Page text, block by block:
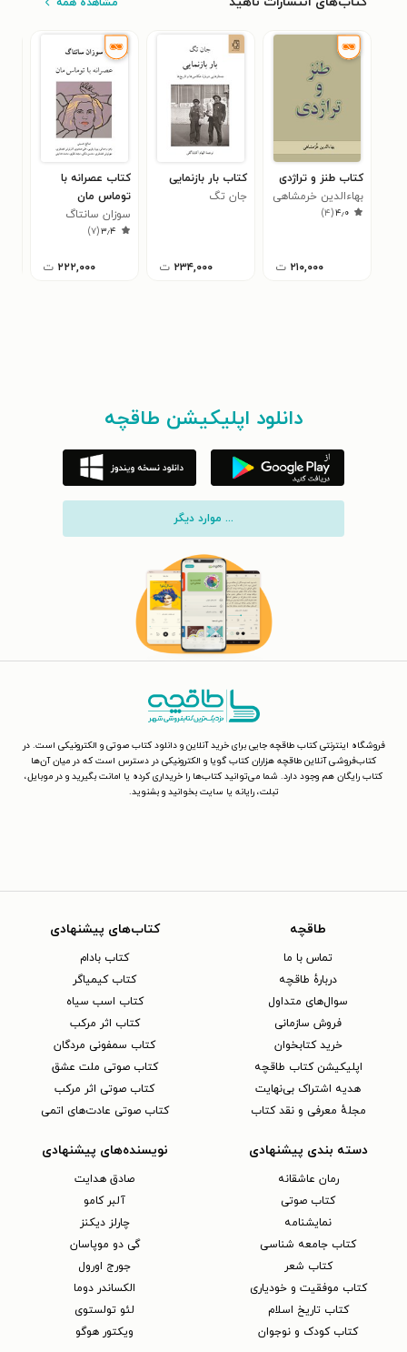
مشاهده همه
کتاب طنز و تراژدی
بهاءالدین خرمشاهی
۴٫۰(۴)
۲۱۰,۰۰۰ ت
کتاب بار بازنمایی
جان تگ
۲۳۴,۰۰۰ ت
کتاب عصرانه با
توماس مان
سوزان سانتاگ
۳٫۴(۷)
۲۲۲,۰۰۰ ت
دانلود اپلیکیشن طاقچه
... موارد دیگر
فروشگاه اینترنتی کتاب طاقچه جایی برای خرید آنلاین و دانلود کتاب صوتی و الکترونیکی است. در
کتاب‌فروشی آنلاین طاقچه هزاران کتاب گویا و الکترونیکی در دسترس است که در میان آن‌ها
کتاب رایگان هم وجود دارد. شما می‌توانید کتاب‌ها را خریداری کرده یا امانت بگیرید و در موبایل،
تبلت، رایانه یا سایت بخوانید و بشنوید.
طاقچه
تماس با ما
دربارهٔ طاقچه
سوال‌های متداول
فروش سازمانی
خرید کتابخوان
اپلیکیشن کتاب طاقچه
هدیه اشتراک بی‌نهایت
مجلهٔ معرفی و نقد کتاب
کتاب‌های پیشنهادی
کتاب بادام
کتاب کیمیاگر
کتاب اسب سیاه
کتاب اثر مرکب
کتاب سمفونی مردگان
کتاب صوتی ملت عشق
کتاب صوتی اثر مرکب
کتاب صوتی عادت‌های اتمی
دسته بندی پیشنهادی
رمان عاشقانه
کتاب‌ صوتی
نمایشنامه
کتاب جامعه شناسی
کتاب شعر
کتاب موفقیت و خودیاری
کتاب تاریخ اسلام
کتاب کودک و نوجوان
نویسنده‌های پیشنهادی
صادق هدایت
آلبر کامو
چارلز دیکنز
گی دو موپاسان
جورج اورول
الکساندر دوما
لئو تولستوی
ویکتور هوگو